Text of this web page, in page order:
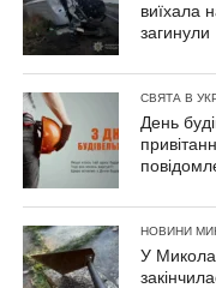
виїхала
загинули
СВЯТА В
День
НОВИНИ
У